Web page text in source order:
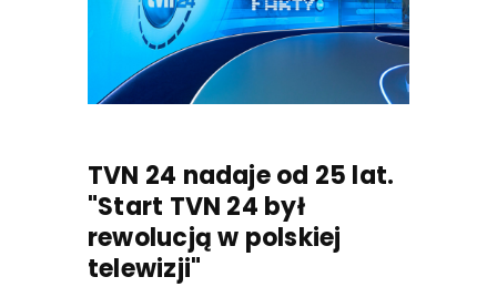
TVN 24 nadaje od 25 lat.
"Start TVN 24 był
rewolucją w polskiej
telewizji"